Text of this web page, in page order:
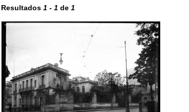
Resultados 1 - 1 de 1